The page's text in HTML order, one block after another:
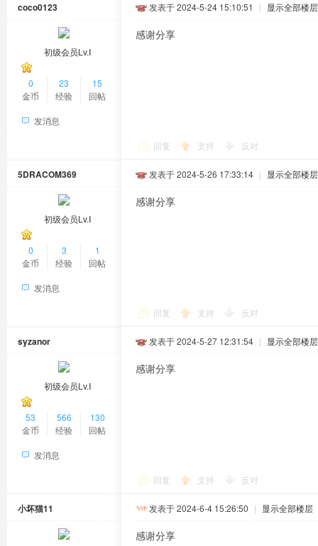
coco0123
初级会员Lv.Ⅰ
0
金币
23
经验
15
回帖
发消息
发表于 2024-5-24 15:10:51 | 显示全部楼层
感谢分享
回复 支持 反对
5DRACOM369
初级会员Lv.Ⅰ
0
金币
3
经验
1
回帖
发消息
发表于 2024-5-26 17:33:14 | 显示全部楼层
感谢分享
回复 支持 反对
syzanor
初级会员Lv.Ⅰ
53
金币
566
经验
130
回帖
发消息
发表于 2024-5-27 12:31:54 | 显示全部楼层
感谢分享
回复 支持 反对
小坏猫11 发表于 2024-6-4 15:26:50 | 显示全部楼层
感谢分享